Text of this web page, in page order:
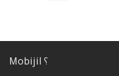
Mobijil ؟